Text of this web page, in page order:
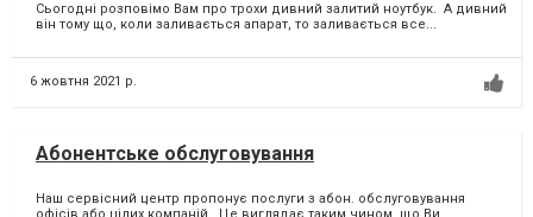
Сьогодні розповімо Вам про трохи дивний залитий ноутбук. ⁣ А дивний
він тому що, коли заливається апарат, то заливається все...
6 жовтня 2021 р.
Абонентське обслуговування
Наш сервісний центр пропонує послуги з абон. обслуговування